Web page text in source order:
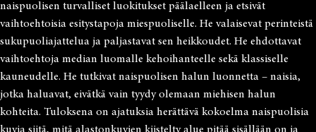
naispuolisen turvalliset luokitukset päälaelleen ja etsivät
vaihtoehtoisia esitystapoja miespuoliselle. He valaisevat perinteistä
sukupuoliajattelua ja paljastavat sen heikkoudet. He ehdottavat
vaihtoehtoja median luomalle kehoihanteelle sekä klassiselle
kauneudelle. He tutkivat naispuolisen halun luonnetta – naisia,
jotka haluavat, eivätkä vain tyydy olemaan miehisen halun
kohteita. Tuloksena on ajatuksia herättävä kokoelma naispuolisia